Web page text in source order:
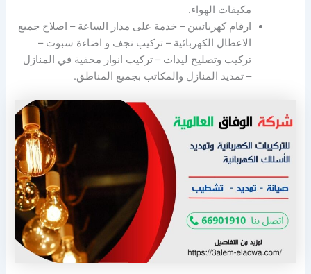
مكيفات الهواء.
ارقام كهربائيين – خدمة على مدار الساعة – اصلاح جميع
الاعطال الكهربائية – تركيب نجف و اضاءة سبوت –
تركيب وتصليح ليدات – تركيب انوار مخفية في المنازل
– تمديد المنازل والمكاتب بجميع المناطق.